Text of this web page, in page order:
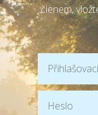
členem,